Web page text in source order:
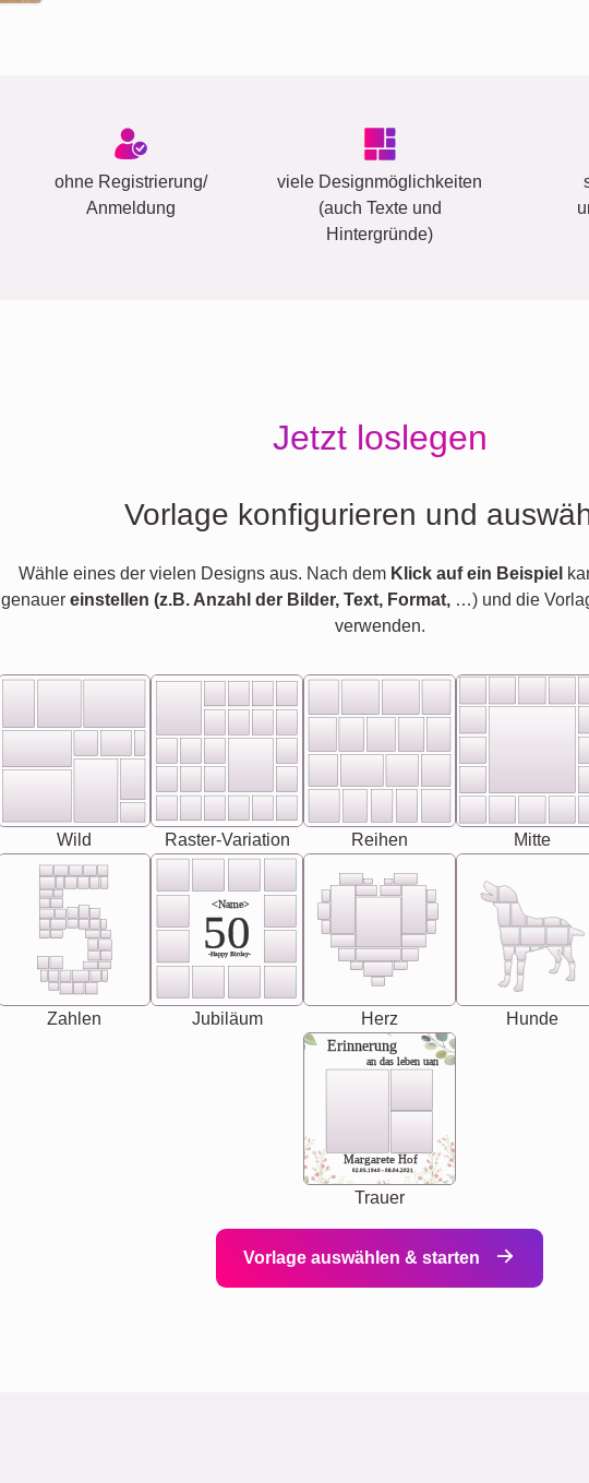
ohne Registrierung/
Anmeldung
viele Designmöglichkeiten
(auch Texte und
Hintergründe)
Jetzt loslegen
Vorlage konfigurieren und
Wähle eines der vielen Designs aus. Nach dem Klick auf ein Beispiel
genauer einstellen (z.B. Anzahl der Bilder, Text, Format, …) und die
verwenden.
Wild Raster-Variation Reihen Mitte
Zahlen
<Name>
50
-Happy Birday-
Jubiläum Herz Hunde
Erinnerung
an das leben uan
Margarete Hof
02.05.1940 - 08.04.2021
Trauer
Vorlage auswählen & starten